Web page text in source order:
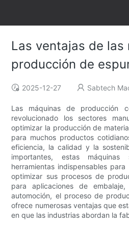
Las ventajas de las
producción de
2025-12-27 Sabtech
Las máquinas de producción
revolucionado los sectores
optimizar la producción de
para muchos productos
eficiencia, la calidad y la
importantes, estas
herramientas indispensables
optimizar sus procesos de
para aplicaciones de
automoción, el proceso de
ofrece numerosas ventajas que
en que las industrias abordan la